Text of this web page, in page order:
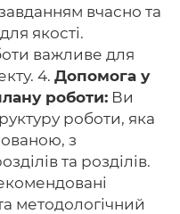
вчасно та
якості.
важливе для
4. Допомога у
роботи: Ви
роботи, яка
з
та розділів.
методологічний